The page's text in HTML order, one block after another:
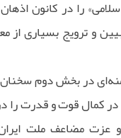
را در کانون
و ترویج بسیاری از
در بخش دوم
در کمال قوت و قدرت را
عزت مضاعف ملت